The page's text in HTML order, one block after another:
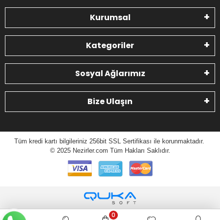
Kurumsal
Kategoriler
Sosyal Ağlarımız
Bize Ulaşın
Tüm kredi kartı bilgileriniz 256bit SSL Sertifikası ile korunmaktadır.
© 2025 Nezirler.com Tüm Hakları Saklıdır.
0